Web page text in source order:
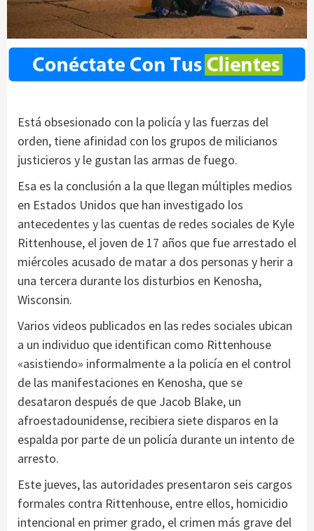
Está obsesionado con la policía y las fuerzas del
orden, tiene afinidad con los grupos de milicianos
justicieros y le gustan las armas de fuego.
Esa es la conclusión a la que llegan múltiples medios
en Estados Unidos que han investigado los
antecedentes y las cuentas de redes sociales de Kyle
Rittenhouse, el joven de 17 años que fue arrestado el
miércoles acusado de matar a dos personas y herir a
una tercera durante los disturbios en Kenosha,
Wisconsin.
Varios videos publicados en las redes sociales ubican
a un individuo que identifican como Rittenhouse
«asistiendo» informalmente a la policía en el control
de las manifestaciones en Kenosha, que se
desataron después de que Jacob Blake, un
afroestadounidense, recibiera siete disparos en la
espalda por parte de un policía durante un intento de
arresto.
Este jueves, las autoridades presentaron seis cargos
formales contra Rittenhouse, entre ellos, homicidio
intencional en primer grado, el crimen más grave del